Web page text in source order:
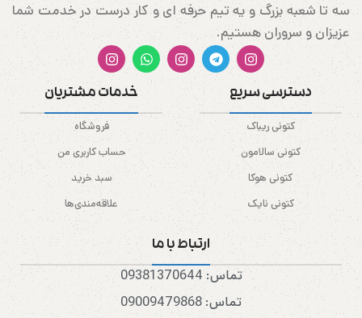
سه تا شعبه بزرگ و یه تیم حرفه ای و کار درست در خدمت شما
عزیزان و سروران هستیم.
دسترسی سریع
کتونی ریباک
کتونی سالامون
کتونی هوکا
کتونی نایک
خدمات مشتریان
فروشگاه
حساب کاربری من
سبد خرید
علاقه‌مندی‌ها
ارتباط با ما
تماس: 09381370644
تماس: 09009479868